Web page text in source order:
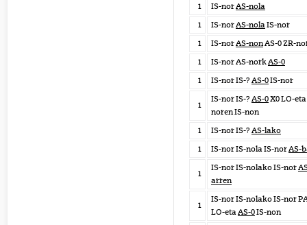
1
IS-norAS-nola
1
IS-norAS-nolaIS-nor
1
IS-norAS-nonAS-0 ZR-
1
IS-nor AS-norkAS-0
1
IS-nor IS-? AS-0IS-nor
1
IS-nor IS-? AS-0X0 LO-
noren IS-non
1
IS-nor IS-? AS-lako
1
IS-nor IS-nola IS-norAS-
1
IS-nor IS-nolako IS-nor
arren
1
IS-nor IS-nolako IS-nor
LO-etaAS-0IS-non